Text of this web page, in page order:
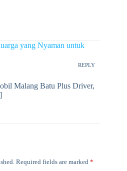
yang Nyaman untuk
REPLY
Malang Batu Plus Driver,
Required fields are marked *